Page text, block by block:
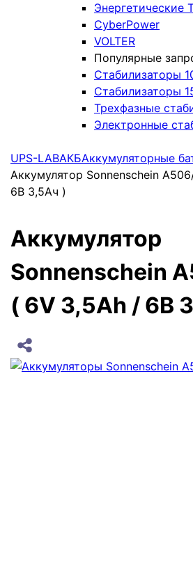
Энергетические
CyberPower
VOLTER
Популярные
Стабилизаторы
Стабилизаторы
Трехфазные
Электронные
UPS-LABАКБАккумуляторные
Аккумулятор Sonnenschein
6В 3,5Ач )
Аккумулятор
Sonnenschein
( 6V 3,5Ah / 6В